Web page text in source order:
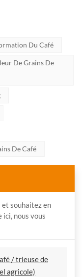
Du Café
De Grains De
De Café
souhaitez en
ici, nous vous
/ trieuse de
agricole)